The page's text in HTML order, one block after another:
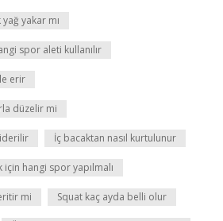
yakar mı
spor aleti kullanılır
erir
düzelir mi
İç bacaktan nasıl kurtulunur
hangi spor yapılmalı
mi Squat kaç ayda belli olur